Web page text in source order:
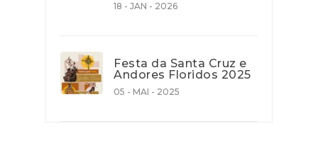
18 - JAN - 2026
Festa da Santa Cruz e
Andores Floridos 2025
05 - MAI - 2025